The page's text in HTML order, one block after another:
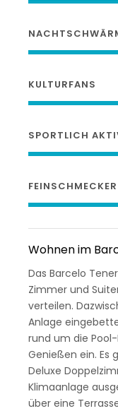
KULTURFANS
SPORTLICH
FEINSCHMECKER
Wohnen im
Das Barcelo
Zimmer und
verteilen.
Anlage
rund um die
Genießen ein. Es
Deluxe
Klimaanlage
über eine